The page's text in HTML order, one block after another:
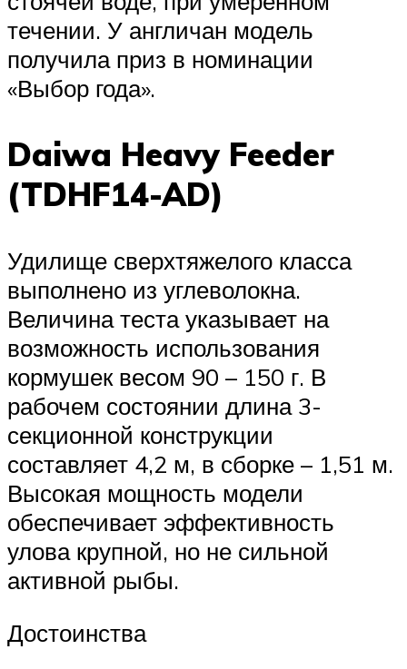
течении. У англичан модель
получила приз в номинации
«Выбор года».
Daiwa Heavy Feeder
(TDHF14-AD)
Удилище сверхтяжелого класса
выполнено из углеволокна.
Величина теста указывает на
возможность использования
кормушек весом 90 – 150 г. В
рабочем состоянии длина 3-
секционной конструкции
составляет 4,2 м, в сборке – 1,51 м.
Высокая мощность модели
обеспечивает эффективность
улова крупной, но не сильной
активной рыбы.
Достоинства